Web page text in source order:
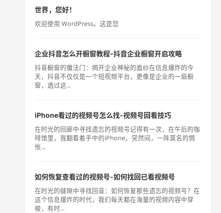
世界，您好！
欢迎使用 WordPress。这是您
企业抖音怎么开橱窗教程-抖音企业橱窗开启攻略
抖音橱窗的魔法门：揭开企业神秘的面纱在信息爆炸的今
天，抖音不仅仅是一个短视频平台，更像是企业的一扇橱
窗，透过这...
iPhone看过的视频号怎么找-视频号回看技巧
在时光的回廊中寻找遗忘的视频号记得有一次，在午后的咖
啡馆里，我翻看着手中的iPhone，突然间，一阵莫名的惆
怅...
如何恢复查看过的视频号-如何找回已看视频号
在时光的缝隙中寻找回音：如何恢复那些遗忘的视频号？在
这个信息爆炸的时代，我们每天都在海量的视频内容中穿
梭，有时...